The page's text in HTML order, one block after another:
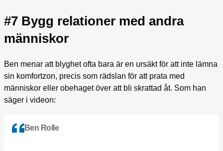
#7 Bygg relationer med andra
människor
Ben menar att blyghet ofta bara är en ursäkt för att inte lämna
sin komfortzon, precis som rädslan för att prata med
människor eller obehaget över att bli skrattad åt. Som han
säger i videon:
Ben Rolle